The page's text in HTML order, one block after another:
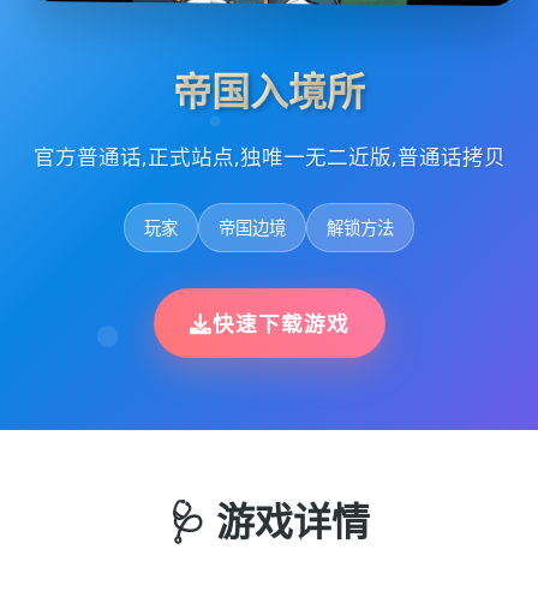
帝国入境所
官方普通话,正式站点,独唯一无二近版,普通话拷贝
玩家 帝国边境 解锁方法
快速下载游戏
🩺 游戏详情